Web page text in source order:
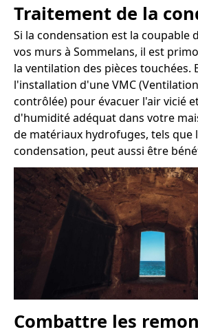
Traitement de la
Si la condensation est la coupable
vos murs à Sommelans, il est
la ventilation des pièces touchées.
l'installation d'une VMC
contrôlée) pour évacuer l'air vicié
d'humidité adéquat dans votre
de matériaux hydrofuges, tels que
condensation, peut aussi être
Combattre les